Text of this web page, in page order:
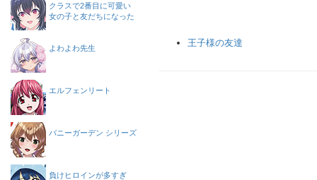
王子様の友達
クラスで2番目に可愛い
女の子と友だちになった
よわよわ先生
エルフェンリート
バニーガーデン シリーズ
負けヒロインが多すぎ